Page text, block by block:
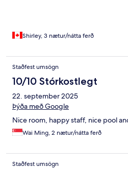
Shirley, 3 nætur/nátta ferð
Staðfest umsögn
10/10 Stórkostlegt
22. september 2025
Þýða með Google
Nice room, happy staff, nice pool
Wai Ming, 2 nætur/nátta ferð
Staðfest umsögn